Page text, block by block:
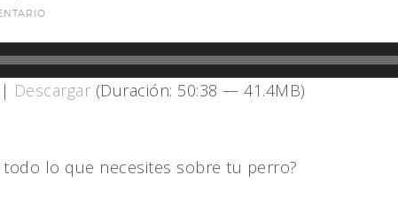
| Descargar (Duración: 50:38 — 41.4MB)
lo que necesites sobre tu perro?